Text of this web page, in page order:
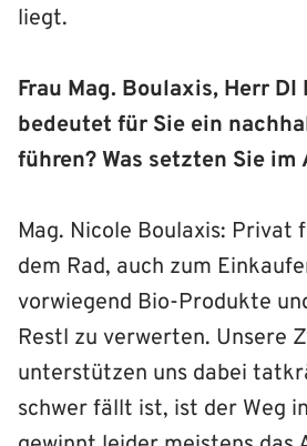
liegt.
Frau Mag. Boulaxis, Herr DI
bedeutet für Sie ein
führen? Was setzten Sie im
Mag. Nicole Boulaxis: Privat
dem Rad, auch zum
vorwiegend Bio-Produkte
Restl zu verwerten. Unsere
unterstützen uns dabei
schwer fällt ist, ist der Weg